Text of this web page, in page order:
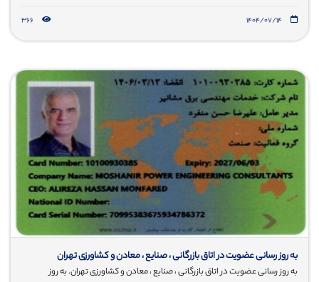
۱۴۰۴/۰۷/۱۴ 366
به روز رسانی عضویت در اتاق بازرگانی ، صنایع ، معادن و کشاورزی تهران
به روز رسانی عضویت در اتاق بازرگانی ، صنایع ، معادن و کشاورزی تهران. به روز